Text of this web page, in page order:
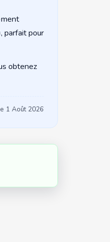
parfait pour
obtenez
1 Août 2026